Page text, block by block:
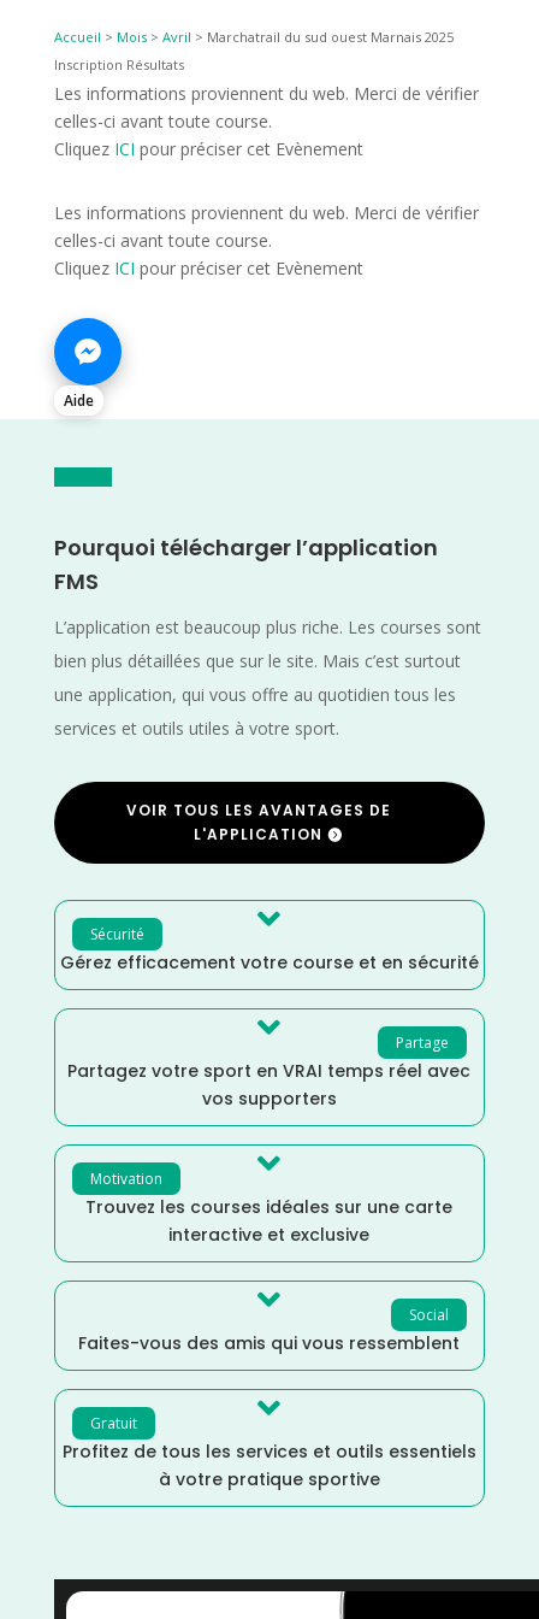
Accueil > Mois> Avril > Marchatrail du sud ouest Marnais 2025
Inscription Résultats
Les informations proviennent du web. Merci de vérifier
celles-ci avant toute course.
Cliquez ICI pour préciser cet Evènement
Les informations proviennent du web. Merci de vérifier
celles-ci avant toute course.
Cliquez ICI pour préciser cet Evènement
Aide
Pourquoi télécharger l’application
FMS
L’application est beaucoup plus riche. Les courses sont
bien plus détaillées que sur le site. Mais c’est surtout
une application, qui vous offre au quotidien tous les
services et outils utiles à votre sport.
VOIR TOUS LES AVANTAGES DE
L'APPLICATION
Sécurité 
Gérez efficacement votre course et en sécurité
Partage

Partagez votre sport en VRAI temps réel avec
vos supporters
Motivation 
Trouvez les courses idéales sur une carte
interactive et exclusive
Social

Faites-vous des amis qui vous ressemblent
Gratuit 
Profitez de tous les services et outils essentiels
à votre pratique sportive